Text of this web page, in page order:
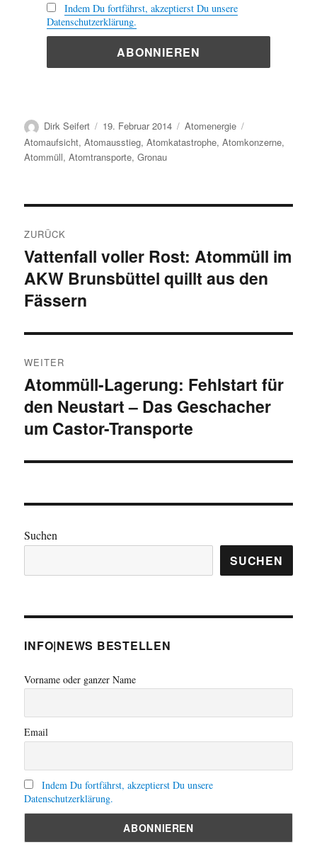
Indem Du fortfährst, akzeptierst Du unsere
Datenschutzerklärung.
Autor
Dirk Seifert
Veröffentlicht
am
19. Februar 2014 Kategorien
Atomenergie
Atomaufsicht,Atomausstieg,Atomkatastrophe,Atomkonzerne,
Atommüll,Atomtransporte,Gronau
ZURÜCK
Vorheriger
Beitrag:
Vattenfall voller Rost: Atommüll im
AKW Brunsbüttel quillt aus den
Fässern
WEITER
Nächster
Beitrag:
Atommüll-Lagerung: Fehlstart für
den Neustart – Das Geschacher
um Castor-Transporte
Suchen
SUCHEN
INFO|NEWS BESTELLEN
Vorname oder ganzer Name
Email
Indem Du fortfährst, akzeptierst Du unsere
Datenschutzerklärung.